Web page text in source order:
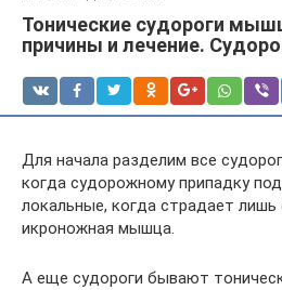
Тонические судороги
причины и лечение.
Для начала разделим все
когда судорожному припадку
локальные, когда страдает лишь
икроножная мышца.
А еще судороги бывают